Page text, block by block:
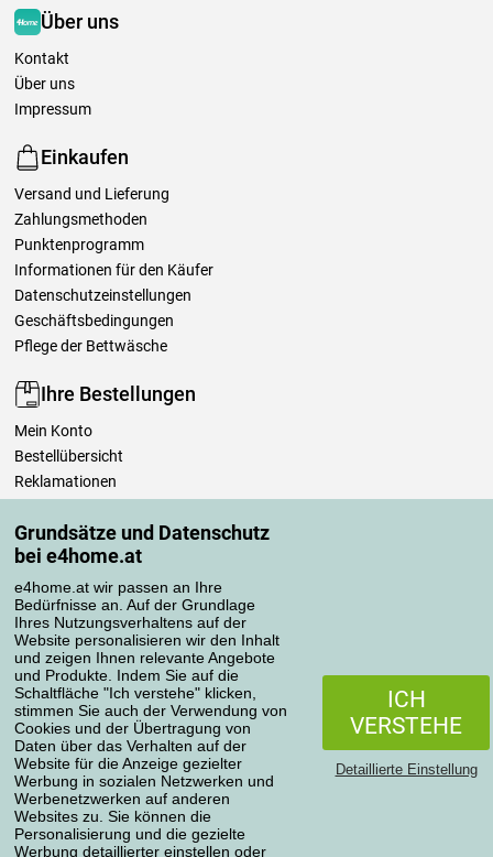
Grundsätze und Datenschutz
bei e4home.at
e4home.at wir passen an Ihre
Bedürfnisse an. Auf der Grundlage
Ihres Nutzungsverhaltens auf der
Website personalisieren wir den Inhalt
und zeigen Ihnen relevante Angebote
und Produkte. Indem Sie auf die
Schaltfläche "Ich verstehe" klicken,
stimmen Sie auch der Verwendung von
Cookies und der Übertragung von
Daten über das Verhalten auf der
Website für die Anzeige gezielter
Werbung in sozialen Netzwerken und
Werbenetzwerken auf anderen
Websites zu. Sie können die
Personalisierung und die gezielte
Werbung detaillierter einstellen oder
ICH
VERSTEHE
Detaillierte Einstellung
Über uns
Kontakt
Über uns
Impressum
Einkaufen
Versand und Lieferung
Zahlungsmethoden
Punktenprogramm
Informationen für den Käufer
Datenschutzeinstellungen
Geschäftsbedingungen
Pflege der Bettwäsche
Ihre Bestellungen
Mein Konto
Bestellübersicht
Reklamationen
Einfach mehr wissen
Richtlinien zur Verarbeitung von Bewertungen
Transportarten
Zahlungsmethoden